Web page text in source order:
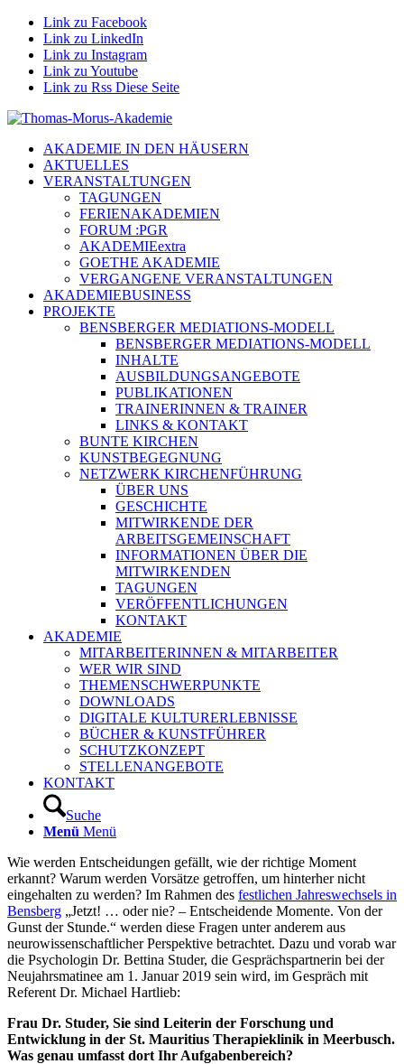
Link zu Facebook
Link zu LinkedIn
Link zu Instagram
Link zu Youtube
Link zu Rss Diese Seite
AKADEMIE IN DEN HÄUSERN
AKTUELLES
VERANSTALTUNGEN
TAGUNGEN
FERIENAKADEMIEN
FORUM :PGR
AKADEMIEextra
GOETHE AKADEMIE
VERGANGENE VERANSTALTUNGEN
AKADEMIEBUSINESS
PROJEKTE
BENSBERGER MEDIATIONS-MODELL
BENSBERGER MEDIATIONS-MODELL
INHALTE
AUSBILDUNGSANGEBOTE
PUBLIKATIONEN
TRAINERINNEN & TRAINER
LINKS & KONTAKT
BUNTE KIRCHEN
KUNSTBEGEGNUNG
NETZWERK KIRCHENFÜHRUNG
ÜBER UNS
GESCHICHTE
MITWIRKENDE DER
ARBEITSGEMEINSCHAFT
INFORMATIONEN ÜBER DIE
MITWIRKENDEN
TAGUNGEN
VERÖFFENTLICHUNGEN
KONTAKT
AKADEMIE
MITARBEITERINNEN & MITARBEITER
WER WIR SIND
THEMENSCHWERPUNKTE
DOWNLOADS
DIGITALE KULTURERLEBNISSE
BÜCHER & KUNSTFÜHRER
SCHUTZKONZEPT
STELLENANGEBOTE
KONTAKT
Suche
Menü Menü
Wie werden Entscheidungen gefällt, wie der richtige Moment
erkannt? Warum werden Vorsätze getroffen, um hinterher nicht
eingehalten zu werden? Im Rahmen des festlichen Jahreswechsels in
Bensberg „Jetzt! … oder nie? – Entscheidende Momente. Von der
Gunst der Stunde.“ werden diese Fragen unter anderem aus
neurowissenschaftlicher Perspektive betrachtet. Dazu und vorab war
die Psychologin Dr. Bettina Studer, die Gesprächspartnerin bei der
Neujahrsmatinee am 1. Januar 2019 sein wird, im Gespräch mit
Referent Dr. Michael Hartlieb:
Frau Dr. Studer, Sie sind Leiterin der Forschung und
Entwicklung in der St. Mauritius Therapieklinik in Meerbusch.
Was genau umfasst dort Ihr Aufgabenbereich?